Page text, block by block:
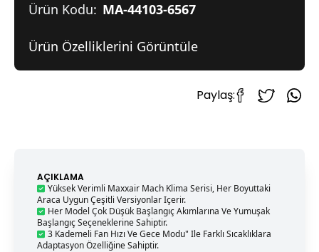
Ürün Kodu: MA-44103-6567
Ürün Özelliklerini Görüntüle
Paylaş:
AÇIKLAMA
Yüksek Verimli Maxxair Mach Klima Serisi, Her Boyuttaki
Araca Uygun Çeşitli Versiyonlar Içerir.
Her Model Çok Düşük Başlangıç ​​akımlarına Ve Yumuşak
Başlangıç ​​seçeneklerine Sahiptir.
3 Kademeli Fan Hızı Ve Gece Modu" Ile Farklı Sıcaklıklara
Adaptasyon Özelliğine Sahiptir.